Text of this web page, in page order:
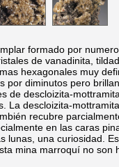
formado por
de vanadinita,
hexagonales muy
por diminutos pero
de descloizita-
La descloizita-
recubre
en las caras
lunas, una curiosidad.
mina marroquí no son